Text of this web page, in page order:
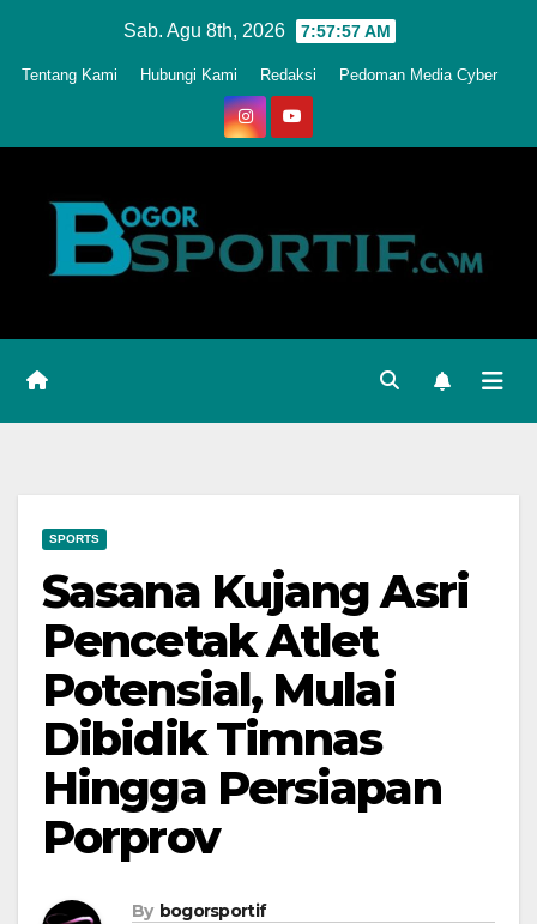
Sab. Agu 8th, 2026 7:58:00 AM
Tentang Kami Hubungi Kami Redaksi Pedoman Media Cyber
SPORTS
Sasana Kujang Asri
Pencetak Atlet
Potensial, Mulai
Dibidik Timnas
Hingga Persiapan
Porprov
By bogorsportif